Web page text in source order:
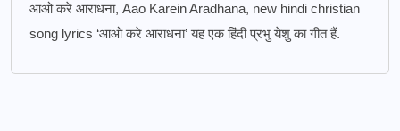
आओ करे आराधना, Aao Karein Aradhana, new hindi christian
song lyrics ‘आओ करे आराधना’ यह एक हिंदी प्रभु येशु का गीत हैं.